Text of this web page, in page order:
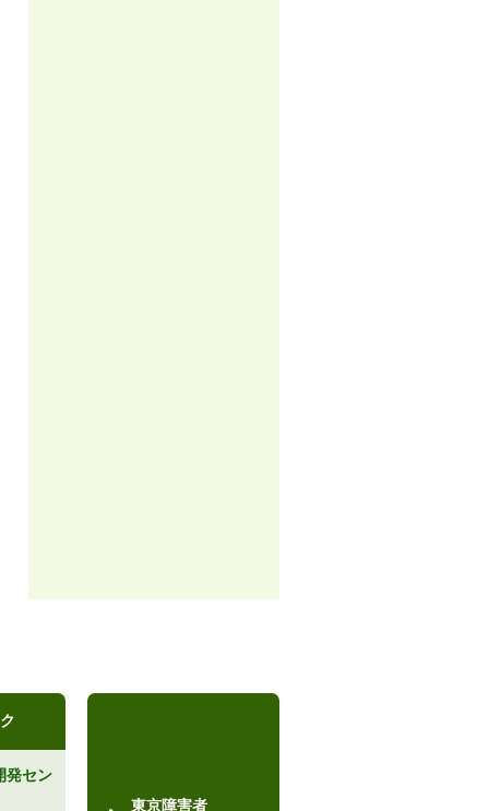
発セン
東京障害者